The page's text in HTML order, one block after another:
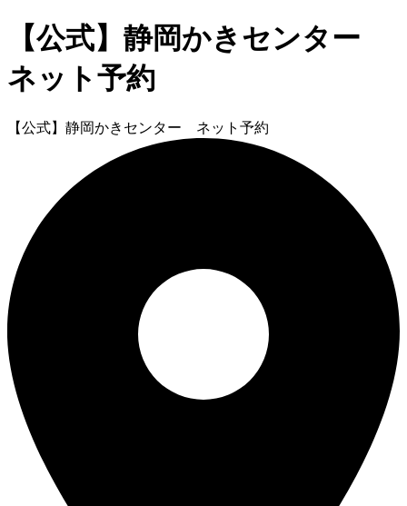
【公式】静岡かきセンター
ネット予約
【公式】静岡かきセンター ネット予約